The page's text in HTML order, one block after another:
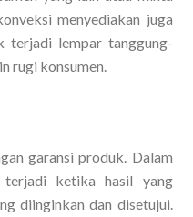
menyediakan juga
terjadi lempar tanggung-
rugi konsumen.
garansi produk. Dalam
terjadi ketika hasil yang
diinginkan dan disetujui.